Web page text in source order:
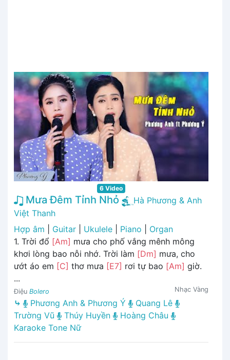
6 Video
Mưa Đêm Tỉnh Nhỏ
Hà Phương & Anh
Việt Thanh
Hợp âm
Guitar Ukulele Piano
Organ
1. Trời đổ [Am] mưa cho phố vắng mênh mông
khơi lòng bao nỗi nhớ. Trời làm [Dm] mưa, cho
ướt áo em [C] thơ mưa [E7] rơi tự bao [Am] giờ.
...
Điệu Bolero Nhạc Vàng
⤷ Phương Anh & Phương Ý
Quang Lê
Trường Vũ
Thúy Huyền
Hoàng Châu
Karaoke Tone Nữ